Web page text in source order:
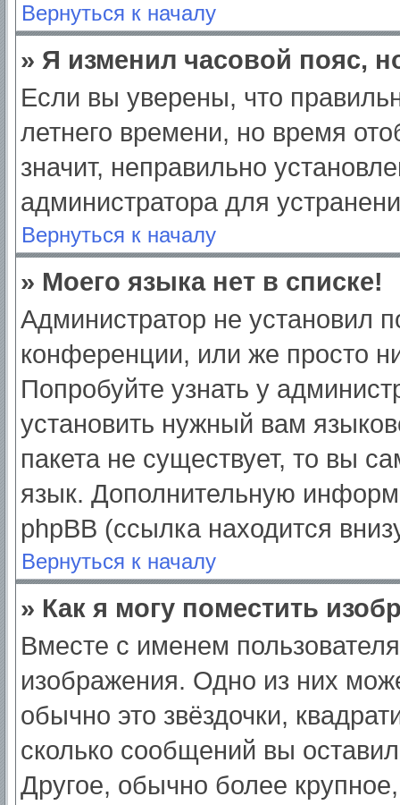
Вернуться к началу
» Я изменил часовой пояс,
Если вы уверены, что
летнего времени, но время
значит, неправильно
администратора для
Вернуться к началу
» Моего языка нет в списке!
Администратор не установил
конференции, или же просто
Попробуйте узнать у
установить нужный вам
пакета не существует, то вы
язык. Дополнительную
phpBB (ссылка находится
Вернуться к началу
» Как я могу поместить
Вместе с именем
изображения. Одно из них
обычно это звёздочки,
сколько сообщений вы
Другое, обычно более